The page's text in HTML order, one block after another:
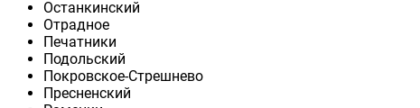
Останкинский
Отрадное
Печатники
Подольский
Покровское-Стрешнево
Пресненский